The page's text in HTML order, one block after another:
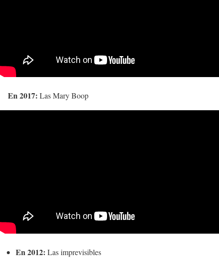
En 2017: Las Mary Boop
En 2012: Las imprevisibles